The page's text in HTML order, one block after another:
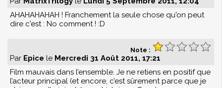
AHAHAHAHAH ! Franchement la seule chose qu'on peut
dire c'est : No comment ! :D
Note :
Par Epice le Mercredi 31 Août 2011, 17:21
Film mauvais dans l’ensemble. Je ne retiens en positif que
l’acteur principal (et encore, c’est sûrement parce que je